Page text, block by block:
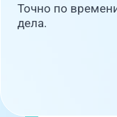
Точно по
дела.